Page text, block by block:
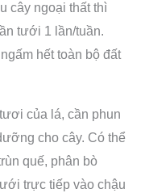
cây ngoại thất thì
tưới 1 lần/tuần.
hết toàn bộ đất
của lá, cần phun
cho cây. Có thể
quế, phân bò
trực tiếp vào chậu